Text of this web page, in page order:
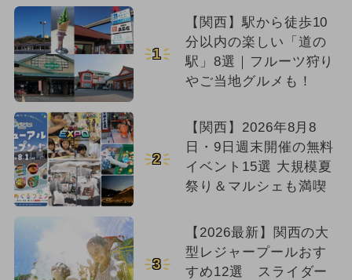
1
【関西】駅から徒歩10
分以内の楽しい「道の
駅」8選｜フルーツ狩り
やご当地グルメも！
2
【関西】2026年8月8
日・9日週末開催の無料
イベント15選 大規模夏
祭り＆マルシェも満喫
3
【2026最新】関西の大
型レジャープールおす
すめ12選 スライダー